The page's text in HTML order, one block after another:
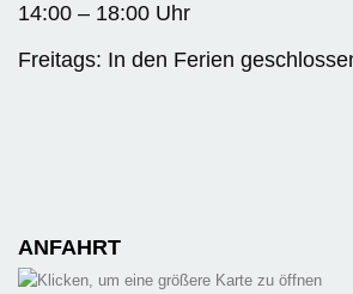
14:00 – 18:00 Uhr
Freitags: In den Ferien
ANFAHRT